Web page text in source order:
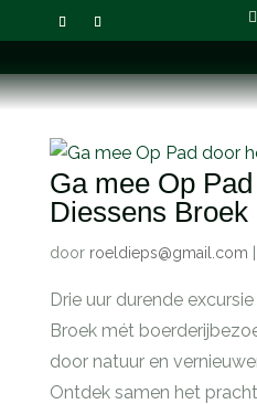
Ga mee Op
Diessens Broek
door roeldieps@gmail.com
Drie uur durende
Broek mét
door natuur en
Ontdek samen het